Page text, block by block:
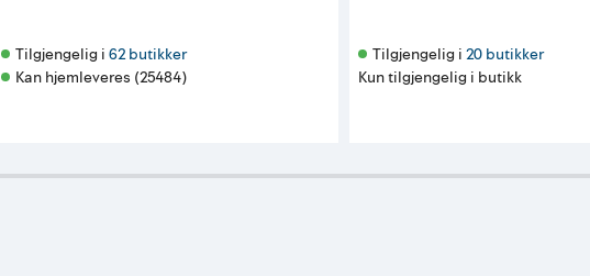
Tilgjengelig i 62 butikker
Kan hjemleveres (25484)
Tilgjengelig i 20 butikker
Kun tilgjengelig i butikk